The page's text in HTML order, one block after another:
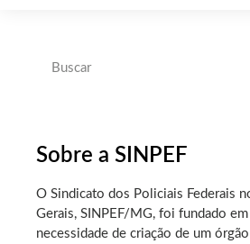
Sobre a SINPEF
O Sindicato dos Policiais Federais
Gerais, SINPEF/MG, foi fundado
necessidade de criação de um